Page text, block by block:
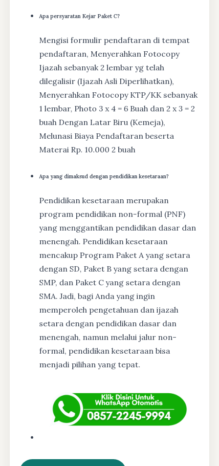
Apa persyaratan Kejar Paket C?
Mengisi formulir pendaftaran di tempat
pendaftaran, Menyerahkan Fotocopy
Ijazah sebanyak 2 lembar yg telah
dilegalisir (Ijazah Asli Diperlihatkan),
Menyerahkan Fotocopy KTP/KK sebanyak
1 lembar, Photo 3 x 4 = 6 Buah dan 2 x 3 = 2
buah Dengan Latar Biru (Kemeja),
Melunasi Biaya Pendaftaran beserta
Materai Rp. 10.000 2 buah
Apa yang dimaksud dengan pendidikan kesetaraan?
Pendidikan kesetaraan merupakan
program pendidikan non-formal (PNF)
yang menggantikan pendidikan dasar dan
menengah. Pendidikan kesetaraan
mencakup Program Paket A yang setara
dengan SD, Paket B yang setara dengan
SMP, dan Paket C yang setara dengan
SMA. Jadi, bagi Anda yang ingin
memperoleh pengetahuan dan ijazah
setara dengan pendidikan dasar dan
menengah, namun melalui jalur non-
formal, pendidikan kesetaraan bisa
menjadi pilihan yang tepat.